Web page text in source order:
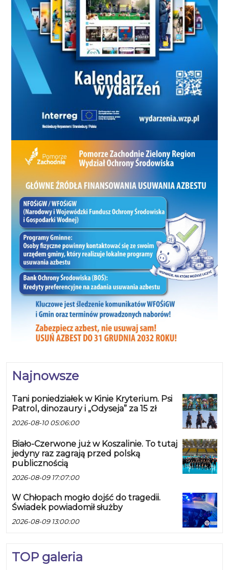
Najnowsze
Tani poniedziałek w Kinie Kryterium. Psi
Patrol, dinozaury i „Odyseja” za 15 zł
2026-08-10 05:06:00
Biało-Czerwone już w Koszalinie. To tutaj
jedyny raz zagrają przed polską
publicznością
2026-08-09 17:07:00
W Chłopach mogło dojść do tragedii.
Świadek powiadomił służby
2026-08-09 13:00:00
TOP galeria